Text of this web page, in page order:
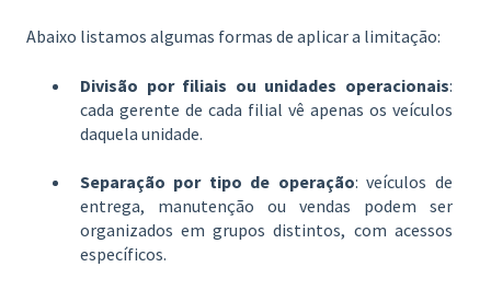
Abaixo listamos algumas formas de aplicar a limitação:
Divisão por filiais ou unidades operacionais:
cada gerente de cada filial vê apenas os veículos
daquela unidade.
Separação por tipo de operação: veículos de
entrega, manutenção ou vendas podem ser
organizados em grupos distintos, com acessos
específicos.